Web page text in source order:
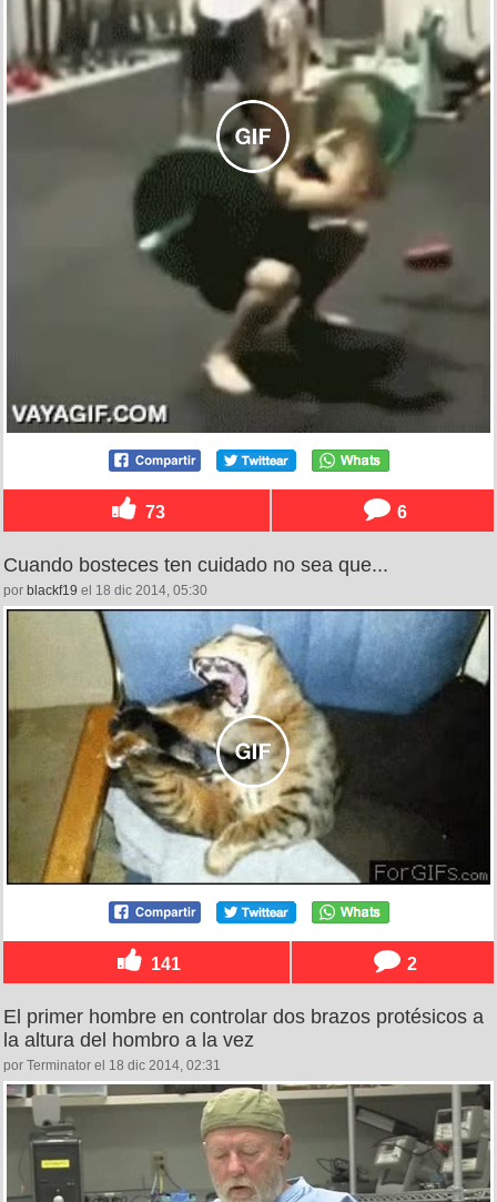
73 6
Cuando bosteces ten cuidado no sea que...
por blackf19 el 18 dic 2014, 05:30
141 2
El primer hombre en controlar dos brazos protésicos a
la altura del hombro a la vez
por Terminator el 18 dic 2014, 02:31